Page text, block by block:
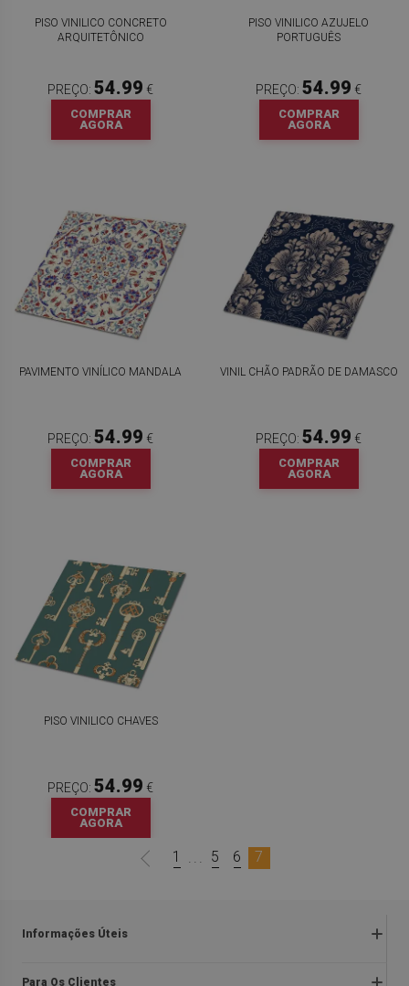
PISO VINILICO CONCRETO
ARQUITETÔNICO
PREÇO: 54.99 €
COMPRAR
AGORA
PISO VINILICO AZUJELO
PORTUGUÊS
PREÇO: 54.99 €
COMPRAR
AGORA
PAVIMENTO VINÍLICO MANDALA
PREÇO: 54.99 €
COMPRAR
AGORA
VINIL CHÃO PADRÃO DE DAMASCO
PREÇO: 54.99 €
COMPRAR
AGORA
PISO VINILICO CHAVES
PREÇO: 54.99 €
COMPRAR
AGORA
1 ... 5 6 7
Informações Úteis
Devoluções e reclamações
Para Os Clientes